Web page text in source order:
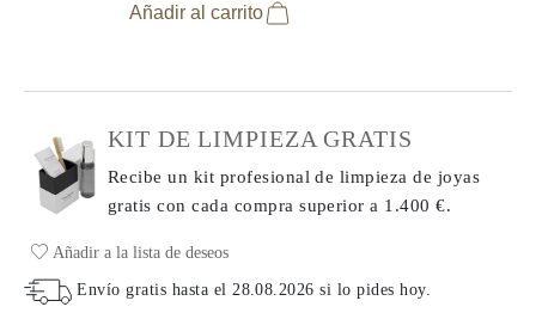
Añadir al carrito
KIT DE LIMPIEZA GRATIS
Recibe un kit profesional de limpieza de joyas
gratis con cada comprasuperior a 1.400 €.
Añadir a la lista de deseos
Envío gratis hasta el 28.08.2026 si lo pides hoy.